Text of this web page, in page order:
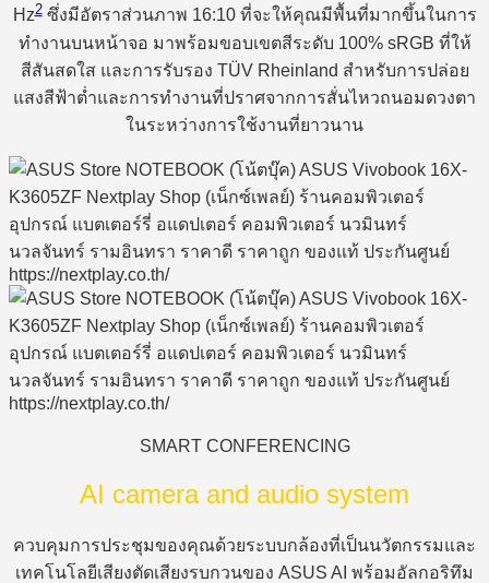
Hz2ซึ่งมีอัตราส่วนภาพ 16:10 ที่จะให้คุณมีพื้นที่มากขึ้นในการ
ทำงานบนหน้าจอ มาพร้อมขอบเขตสีระดับ 100% sRGB ที่ให้
สีสันสดใส และการรับรอง TÜV Rheinland สำหรับการปล่อย
แสงสีฟ้าต่ำและการทำงานที่ปราศจากการสั่นไหวถนอมดวงตา
ในระหว่างการใช้งานที่ยาวนาน
SMART CONFERENCING
AI camera and audio system
ควบคุมการประชุมของคุณด้วยระบบกล้องที่เป็นนวัตกรรมและ
เทคโนโลยีเสียงตัดเสียงรบกวนของ ASUS AI พร้อมอัลกอริทึม